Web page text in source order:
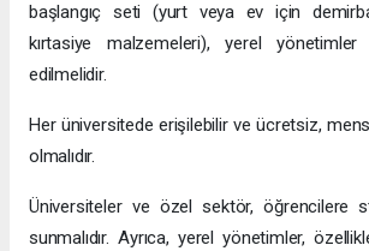
başlangıç seti (yurt veya ev için
kırtasiye malzemeleri), yerel yönetimler
edilmelidir.
Her üniversitede erişilebilir ve ücretsiz,
olmalıdır.
Üniversiteler ve özel sektör, öğrencilere
sunmalıdır. Ayrıca, yerel yönetimler,